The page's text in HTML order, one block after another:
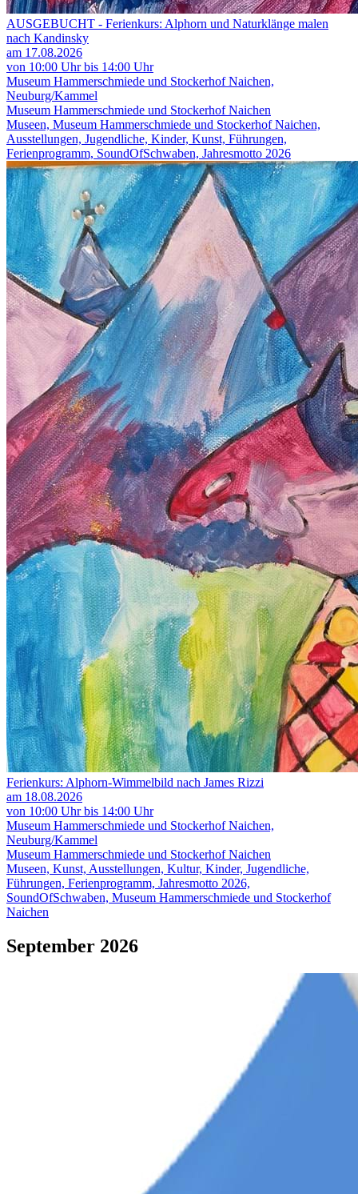
AUSGEBUCHT - Ferienkurs: Alphorn und Naturklänge malen
nach Kandinsky
am 17.08.2026
von 10:00 Uhr bis 14:00 Uhr
Museum Hammerschmiede und Stockerhof Naichen,
Neuburg/Kammel
Museum Hammerschmiede und Stockerhof Naichen
Museen, Museum Hammerschmiede und Stockerhof Naichen,
Ausstellungen, Jugendliche, Kinder, Kunst, Führungen,
Ferienprogramm, SoundOfSchwaben, Jahresmotto 2026
Ferienkurs: Alphorn-Wimmelbild nach James Rizzi
am 18.08.2026
von 10:00 Uhr bis 14:00 Uhr
Museum Hammerschmiede und Stockerhof Naichen,
Neuburg/Kammel
Museum Hammerschmiede und Stockerhof Naichen
Museen, Kunst, Ausstellungen, Kultur, Kinder, Jugendliche,
Führungen, Ferienprogramm, Jahresmotto 2026,
SoundOfSchwaben, Museum Hammerschmiede und Stockerhof
Naichen
September 2026